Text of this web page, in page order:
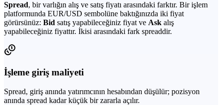
Spread, bir varlığın alış ve satış fiyatı arasındaki farktır. Bir işlem
platformunda EUR/USD sembolüne baktığınızda iki fiyat
görürsünüz: Bid satış yapabileceğiniz fiyat ve Ask alış
yapabileceğiniz fiyattır. İkisi arasındaki fark spreaddir.
İşleme giriş maliyeti
Spread, giriş anında yatırımcının hesabından düşülür; pozisyon
anında spread kadar küçük bir zararla açılır.